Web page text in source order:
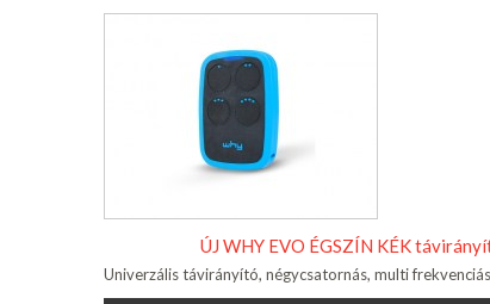
ÚJ WHY EVO ÉGSZÍN KÉK
Univerzális távirányító, négycsatornás, multi